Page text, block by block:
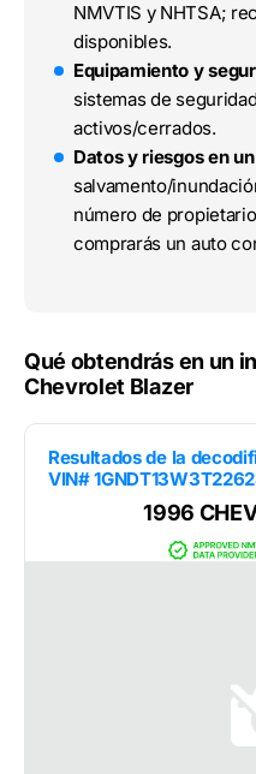
NMVTIS y NHTSA;
disponibles.
Equipamiento y
sistemas de
activos/cerrados.
Datos y riesgos en
salvamento/
número de
comprarás un auto
Qué obtendrás en un
Chevrolet Blazer
Resultados de la
VIN#
1996